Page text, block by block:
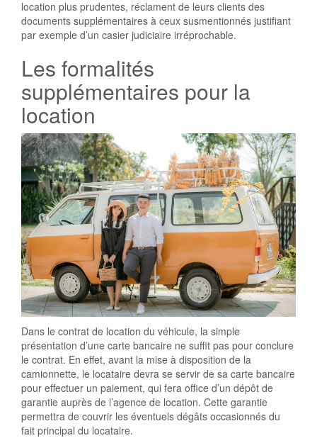
location plus prudentes, réclament de leurs clients des
documents supplémentaires à ceux susmentionnés justifiant
par exemple d’un casier judiciaire irréprochable.
Les formalités
supplémentaires pour la
location
Dans le contrat de location du véhicule, la simple
présentation d’une carte bancaire ne suffit pas pour conclure
le contrat. En effet, avant la mise à disposition de la
camionnette, le locataire devra se servir de sa carte bancaire
pour effectuer un paiement, qui fera office d’un dépôt de
garantie auprès de l’agence de location. Cette garantie
permettra de couvrir les éventuels dégâts occasionnés du
fait principal du locataire.